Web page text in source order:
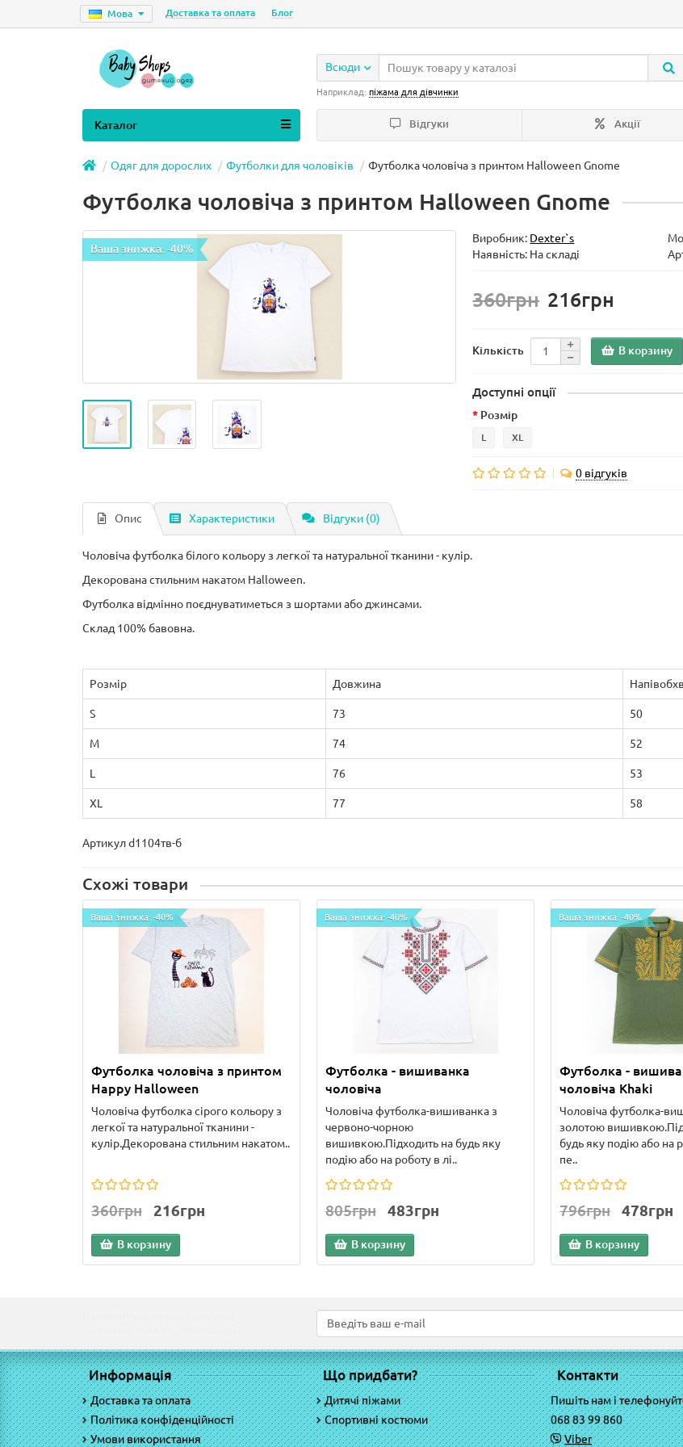
Мова Доставка та оплата Блог
Всюди
Наприклад: піжама для дівчинки
Відгуки Акції
Каталог
Одяг для дорослих Футболки для чоловіків Футболка чоловіча з принтом Halloween Gnome
Футболка чоловіча з принтом Halloween Gnome
Ваша знижка: -40%
Виробник: Dexter`s
Наявність: На складі
360грн 216грн
Кількість В корзину
Доступні опції
Розмір
L XL
0 відгуків
Опис Характеристики Відгуки (0)
Чоловіча футболка білого кольору з легкої та натуральної тканини - кулір.
Декорована стильним накатом Halloween.
Футболка відмінно поєднуватиметься з шортами або джинсами.
Склад 100% бавовна.
Розмір Довжина
S 73 50
M 74 52
L 76 53
XL 77 58
Артикул d1104тв-б
Схожі товари
Ваша знижка: -40%
Футболка чоловіча з принтом
Happy Halloween
Чоловіча футболка сірого кольору з
легкої та натуральної тканини -
кулір.Декорована стильним накатом..
360грн 216грн
В корзину
Ваша знижка: -40%
Футболка - вишиванка
чоловіча
Чоловіча футболка-вишиванка з
червоно-чорною
вишивкою.Підходить на будь яку
подію або на роботу в лі..
805грн 483грн
В корзину
Ваша знижка: -40%
Футболка -
чоловіча Khaki
Чоловіча футболка-
золотою
будь яку подію або на
пе..
796грн 478грн
В корзину
Информація
Доставка та оплата
Політика конфіденційності
Умови використання
Що придбати?
Дитячі піжами
Спортивні костюми
Контакти
Пишіть нам і
068 83 99 860
Viber